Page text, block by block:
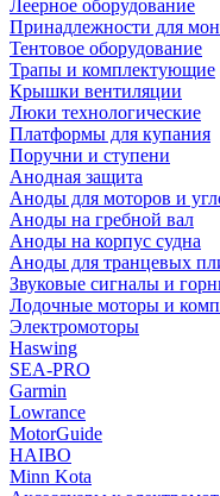
Леерное оборудование
Принадлежности для
Тентовое оборудование
Трапы и комплектующие
Крышки вентиляции
Люки технологические
Платформы для купания
Поручни и ступени
Анодная защита
Аноды для моторов и
Аноды на гребной вал
Аноды на корпус судна
Аноды для транцевых
Звуковые сигналы и
Лодочные моторы и
Электромоторы
Haswing
SEA-PRO
Garmin
Lowrance
MotorGuide
HAIBO
Minn Kota